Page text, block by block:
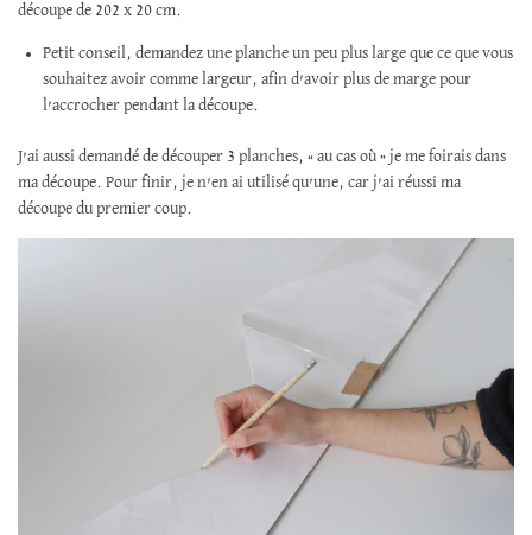
découpe de 202 x 20 cm.
Petit conseil, demandez une planche un peu plus large que ce que vous
souhaitez avoir comme largeur, afin d’avoir plus de marge pour
l’accrocher pendant la découpe.
J’ai aussi demandé de découper 3 planches, « au cas où » je me foirais dans
ma découpe. Pour finir, je n’en ai utilisé qu’une, car j’ai réussi ma
découpe du premier coup.